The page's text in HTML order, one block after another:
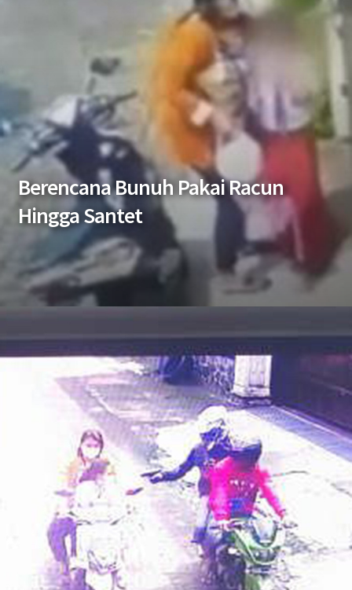
Berencana Bunuh Pakai Racun
Hingga Santet